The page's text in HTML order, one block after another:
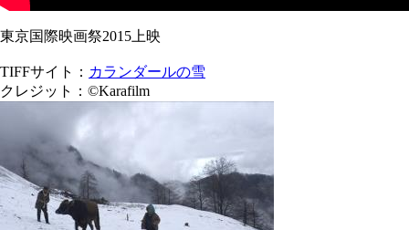
東京国際映画祭2015上映
TIFFサイト： カランダールの雪
クレジット：©Karafilm